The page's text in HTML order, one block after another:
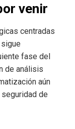
venir
centradas
fase del
de análisis
aún
de